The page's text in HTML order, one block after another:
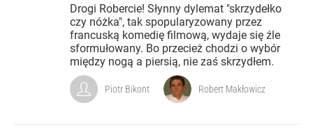
Drogi Robercie! Słynny dylemat "skrzydełko
czy nóżka", tak spopularyzowany przez
francuską komedię filmową, wydaje się źle
sformułowany. Bo przecież chodzi o wybór
między nogą a piersią, nie zaś skrzydłem.
Piotr Bikont Robert Makłowicz